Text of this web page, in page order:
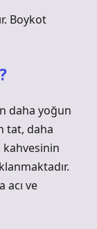
Boykot
daha yoğun
tat, daha
acı ve